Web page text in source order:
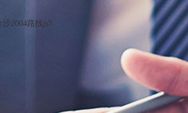
2004路线js5